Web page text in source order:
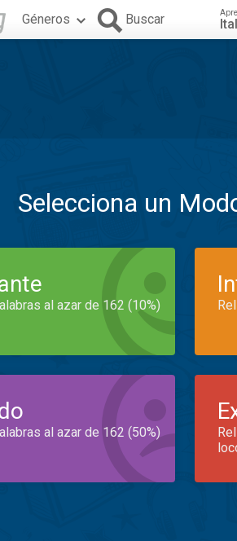
Géneros Buscar
Selecciona un
al azar de 162 (10%)
al azar de 162 (50%)